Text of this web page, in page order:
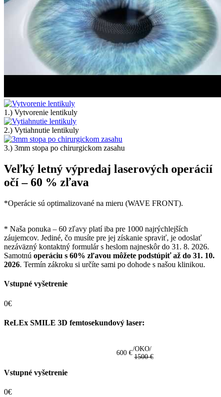
1.) Vytvorenie lentikuly
2.) Vytiahnutie lentikuly
3.) 3mm stopa po chirurgickom zasahu
Veľký letný výpredaj laserových operácií
očí – 60 % zľava
*Operácie sú optimalizované na mieru (WAVE FRONT).
* Naša ponuka – 60 zľavy platí iba pre 1000 najrýchlejších
záujemcov. Jediné, čo musíte pre jej získanie spraviť, je odoslať
nezáväzný kontaktný formulár s heslom najneskôr do 31. 8. 2026.
Samotnú operáciu s 60% zľavou môžete podstúpiť až do 31. 10.
2026. Termín zákroku si určíte sami po dohode s našou klinikou.
Vstupné vyšetrenie
0€
ReLEx SMILE 3D femtosekundový laser:
600 €/OKO/
1500 €
Vstupné vyšetrenie
0€